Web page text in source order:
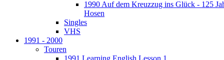
1990 Auf dem Kreuzzug ins Glück - 125
Hosen
Singles
VHS
1991 - 2000
Touren
1991 Learning English Lesson 1